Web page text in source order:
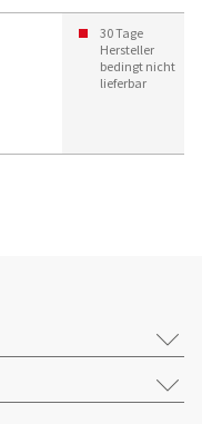
30 Tage
Hersteller
bedingt nicht
lieferbar